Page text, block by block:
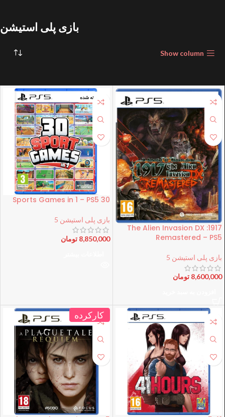
بازی پلی استیشن
Show column
1917: The Alien Invasion DX
Remastered – PS5
بازی پلی استیشن 5
8,600,000 تومان
فروخته شده
30 Sports Games in 1 – PS5
بازی پلی استیشن 5
8,850,000 تومان
کارکرده